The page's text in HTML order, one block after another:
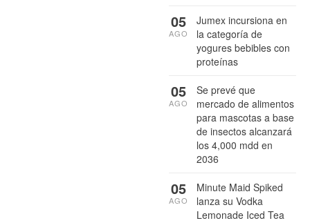
Jumex incursiona en
la categoría de
yogures bebibles con
proteínas
05
AGO
Se prevé que
mercado de alimentos
para mascotas a base
de insectos alcanzará
los 4,000 mdd en
2036
05
AGO
Minute Maid Spiked
lanza su Vodka
Lemonade Iced Tea
05
AGO